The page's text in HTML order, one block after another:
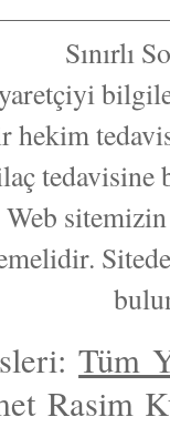
Sınırlı
Tüm
Rasim